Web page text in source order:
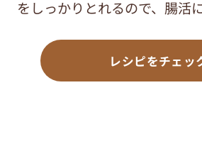
をしっかりとれるので、腸活
レシピをチェッ